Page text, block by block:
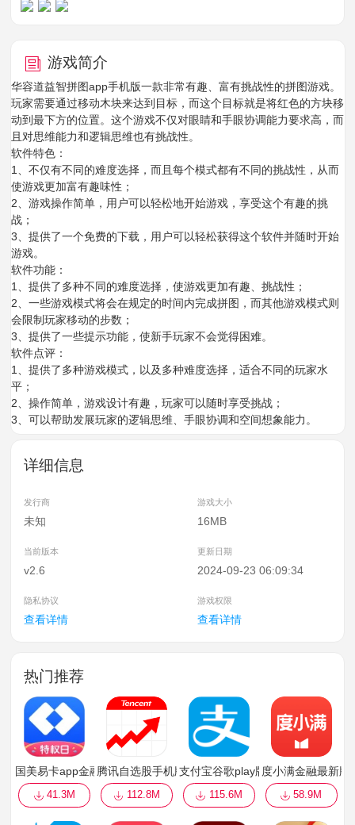
游戏简介
华容道益智拼图app手机版一款非常有趣、富有挑战性的拼图游戏。
玩家需要通过移动木块来达到目标，而这个目标就是将红色的方块移
动到最下方的位置。这个游戏不仅对眼睛和手眼协调能力要求高，而
且对思维能力和逻辑思维也有挑战性。
软件特色：
1、不仅有不同的难度选择，而且每个模式都有不同的挑战性，从而
使游戏更加富有趣味性；
2、游戏操作简单，用户可以轻松地开始游戏，享受这个有趣的挑
战；
3、提供了一个免费的下载，用户可以轻松获得这个软件并随时开始
游戏。
软件功能：
1、提供了多种不同的难度选择，使游戏更加有趣、挑战性；
2、一些游戏模式将会在规定的时间内完成拼图，而其他游戏模式则
会限制玩家移动的步数；
3、提供了一些提示功能，使新手玩家不会觉得困难。
软件点评：
1、提供了多种游戏模式，以及多种难度选择，适合不同的玩家水
平；
2、操作简单，游戏设计有趣，玩家可以随时享受挑战；
3、可以帮助发展玩家的逻辑思维、手眼协调和空间想象能力。
详细信息
发行商 游戏大小
未知 16MB
当前版本 更新日期
v2.6 2024-09-23 06:09:34
隐私协议 游戏权限
查看详情 查看详情
热门推荐
国美易卡app金融贷款
41.3M
腾讯自选股手机版
112.8M
支付宝谷歌play版
115.6M
度小满金融最新版
58.9M